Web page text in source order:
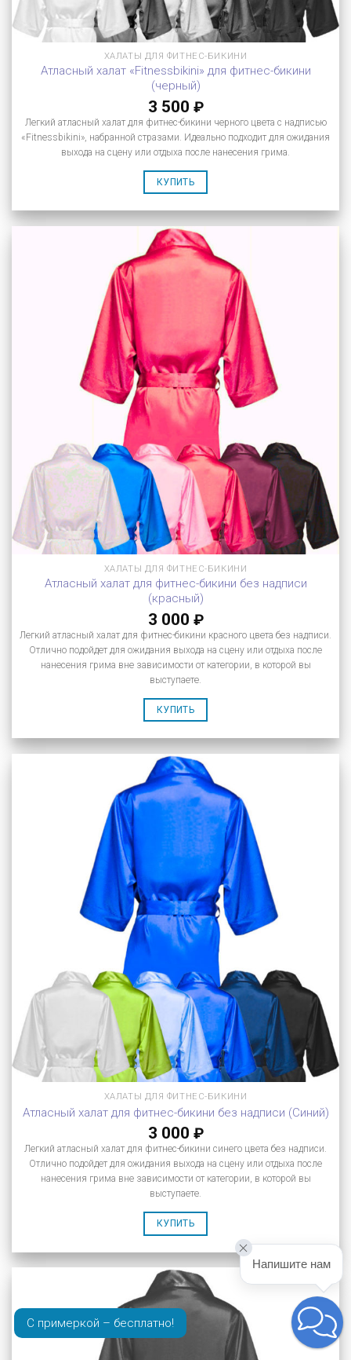
ХАЛАТЫ ДЛЯ ФИТНЕС-БИКИНИ
Атласный халат «Fitnessbikini» для фитнес-бикини
(черный)
3 500 ₽
Легкий атласный халат для фитнес-бикини черного цвета с надписью
«Fitnessbikini», набранной стразами. Идеально подходит для ожидания
выхода на сцену или отдыха после нанесения грима.
КУПИТЬ
ХАЛАТЫ ДЛЯ ФИТНЕС-БИКИНИ
Атласный халат для фитнес-бикини без надписи
(красный)
3 000 ₽
Легкий атласный халат для фитнес-бикини красного цвета без надписи.
Отлично подойдет для ожидания выхода на сцену или отдыха после
нанесения грима вне зависимости от категории, в которой вы
выступаете.
КУПИТЬ
ХАЛАТЫ ДЛЯ ФИТНЕС-БИКИНИ
Атласный халат для фитнес-бикини без надписи (Синий)
3 000 ₽
Легкий атласный халат для фитнес-бикини синего цвета без надписи.
Отлично подойдет для ожидания выхода на сцену или отдыха после
нанесения грима вне зависимости от категории, в которой вы
выступаете.
КУПИТЬ
С примеркой – бесплатно!
Напишите нам